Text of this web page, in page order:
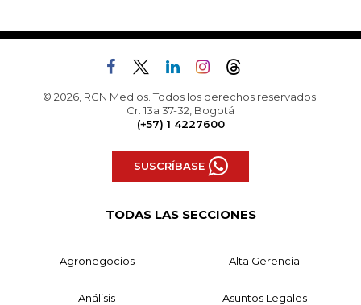
© 2026, RCN Medios. Todos los derechos reservados.
Cr. 13a 37-32, Bogotá
(+57) 1 4227600
SUSCRÍBASE
TODAS LAS SECCIONES
Agronegocios Alta Gerencia
Análisis Asuntos Legales